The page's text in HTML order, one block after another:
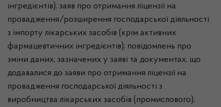
інгредієнтів); заяв про отримання ліцензії на
провадження/розширення господарської діяльності
з імпорту лікарських засобів (крім активних
фармацевтичних інгредієнтів); повідомлень про
зміни даних, зазначених у заяві та документах, що
додавалися до заяви про отримання ліцензії на
провадження господарської діяльності з
виробництва лікарських засобів (промислового);